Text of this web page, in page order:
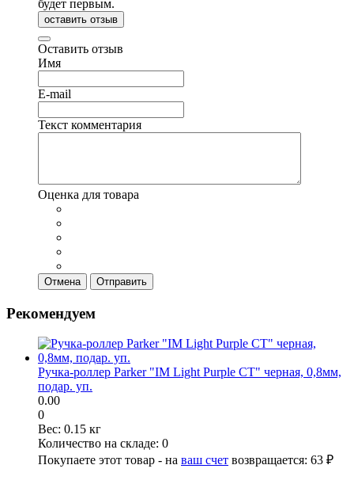
будет первым.
оставить отзыв
Оставить отзыв
Имя
E-mail
Текст комментария
Оценка для товара
Отмена Отправить
Рекомендуем
Ручка-роллер Parker "IM Light Purple CT" черная, 0,8мм,
подар. уп.
0.00
0
Вес: 0.15 кг
Количество на складе: 0
Покупаете этот товар - на ваш счет возвращается: 63 ₽